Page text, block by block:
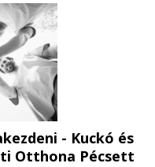
- Kuckó és
Otthona Pécsett